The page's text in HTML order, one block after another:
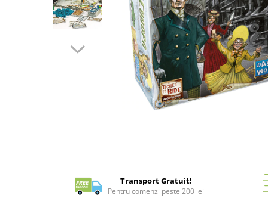
Miniaturi Arkham Horror
Miniaturi HEROCLIX
Accesorii pentru boardgames
Transport Gratuit!
Pentru comenzi peste 200 lei